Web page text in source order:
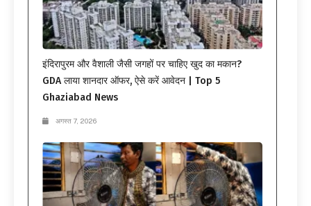
इंदिरापुरम और वैशाली जैसी जगहों पर चाहिए खुद का मकान?
GDA लाया शानदार ऑफर, ऐसे करें आवेदन | Top 5
Ghaziabad News
अगस्त 7, 2026